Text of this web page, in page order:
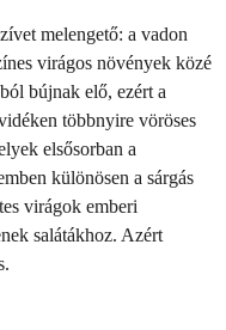
melengető: a vadon
virágos növények közé
bújnak elő, ezért a
többnyire vöröses
elsősorban a
különösen a sárgás
virágok emberi
salátákhoz. Azért